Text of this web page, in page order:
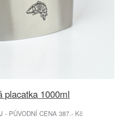
placatka 1000ml
- PŮVODNÍ CENA 387.- Kč